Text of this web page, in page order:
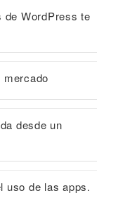
de WordPress te
desde un
uso de las apps.